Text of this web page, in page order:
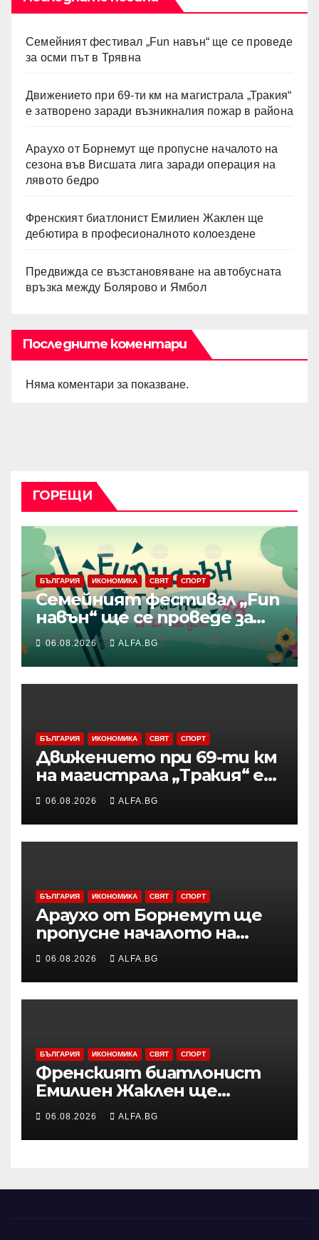
Семейният фестивал „Fun навън“ ще се проведе
за осми път в Трявна
Движението при 69-ти км на магистрала „Тракия“
е затворено заради възникналия пожар в района
Араухо от Борнемут ще пропусне началото на
сезона във Висшата лига заради операция на
лявото бедро
Френският биатлонист Емилиен Жаклен ще
дебютира в професионалното колоездене
Предвижда се възстановяване на автобусната
връзка между Болярово и Ямбол
Последните коментари
Няма коментари за показване.
ГОРЕЩИ
БЪЛГАРИЯ ИКОНОМИКА СВЯТ СПОРТ
Семейният фестивал „Fun
навън“ ще се проведе за
осми път в Трявна
06.08.2026 ALFA.BG
БЪЛГАРИЯ ИКОНОМИКА СВЯТ СПОРТ
Движението при 69-ти км
на магистрала „Тракия“ е
затворено заради
възникналия пожар в
района
06.08.2026 ALFA.BG
БЪЛГАРИЯ ИКОНОМИКА СВЯТ СПОРТ
Араухо от Борнемут ще
пропусне началото на
сезона във Висшата лига
заради операция на лявото
бедро
06.08.2026 ALFA.BG
БЪЛГАРИЯ ИКОНОМИКА СВЯТ СПОРТ
Френският биатлонист
Емилиен Жаклен ще
дебютира в
професионалното
колоездене
06.08.2026 ALFA.BG